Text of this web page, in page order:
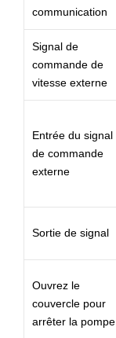
communication
Signal de
commande de
vitesse externe
Entrée du signal
de commande
externe
Sortie de signal
Ouvrez le
couvercle pour
arrêter la pompe